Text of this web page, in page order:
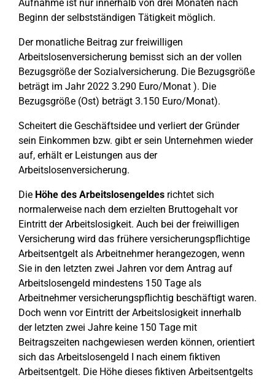
Aufnahme ist nur innerhalb von drei Monaten nach
Beginn der selbstständigen Tätigkeit möglich.
Der monatliche Beitrag zur freiwilligen
Arbeitslosenversicherung bemisst sich an der vollen
Bezugsgröße der Sozialversicherung. Die Bezugsgröße
beträgt im Jahr 2022 3.290 Euro/Monat ). Die
Bezugsgröße (Ost) beträgt 3.150 Euro/Monat).
Scheitert die Geschäftsidee und verliert der Gründer
sein Einkommen bzw. gibt er sein Unternehmen wieder
auf, erhält er Leistungen aus der
Arbeitslosenversicherung.
Die Höhe des Arbeitslosengeldes richtet sich
normalerweise nach dem erzielten Bruttogehalt vor
Eintritt der Arbeitslosigkeit. Auch bei der freiwilligen
Versicherung wird das frühere versicherungspflichtige
Arbeitsentgelt als Arbeitnehmer herangezogen, wenn
Sie in den letzten zwei Jahren vor dem Antrag auf
Arbeitslosengeld mindestens 150 Tage als
Arbeitnehmer versicherungspflichtig beschäftigt waren.
Doch wenn vor Eintritt der Arbeitslosigkeit innerhalb
der letzten zwei Jahre keine 150 Tage mit
Beitragszeiten nachgewiesen werden können, orientiert
sich das Arbeitslosengeld I nach einem fiktiven
Arbeitsentgelt. Die Höhe dieses fiktiven Arbeitsentgelts